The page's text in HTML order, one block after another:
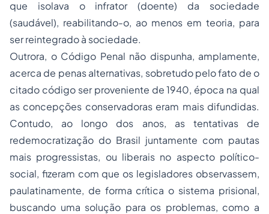
que isolava o infrator (doente) da sociedade
(saudável), reabilitando-o, ao menos em teoria, para
ser reintegrado à sociedade.
Outrora, o Código Penal não dispunha, amplamente,
acerca de penas alternativas, sobretudo pelo fato de o
citado código ser proveniente de 1940, época na qual
as concepções conservadoras eram mais difundidas.
Contudo, ao longo dos anos, as tentativas de
redemocratização do Brasil juntamente com pautas
mais progressistas, ou liberais no aspecto político-
social, fizeram com que os legisladores observassem,
paulatinamente, de forma crítica o sistema prisional,
buscando uma solução para os problemas, como a